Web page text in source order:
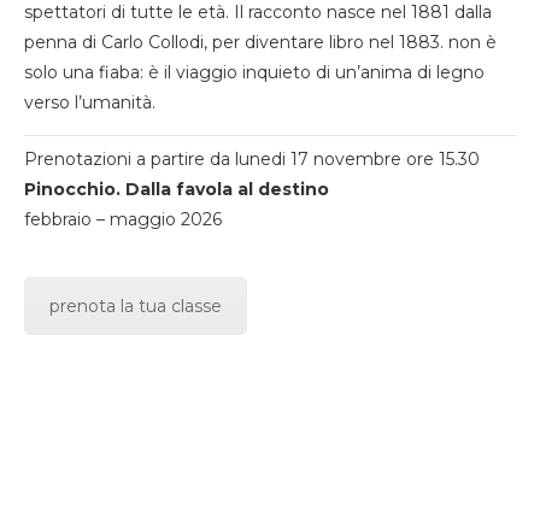
spettatori di tutte le età. Il racconto nasce nel 1881 dalla
penna di Carlo Collodi, per diventare libro nel 1883. non è
solo una fiaba: è il viaggio inquieto di un’anima di legno
verso l’umanità.
Prenotazioni a partire da lunedi 17 novembre ore 15.30
Pinocchio. Dalla favola al destino
febbraio – maggio 2026
prenota la tua classe